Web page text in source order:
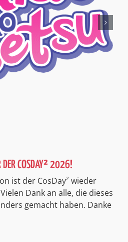
DER COSDAY² 2026!
ist der CosDay² wieder
Dank an alle, die dieses
gemacht haben. Danke
2026
dieses Ticket in [...]
Kontakt